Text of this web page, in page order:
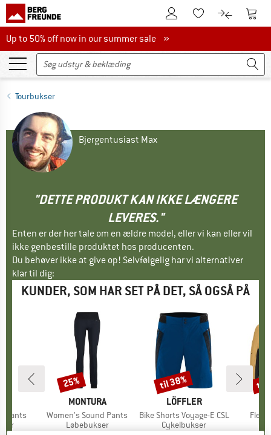
Til kundekontoenTil huskesedlen.
Til Til
Up to 50% off now in our summer sale
Up to 50% off now in our summer sale »
Tourbukser
Bjergentusiast Max
"DETTE PRODUKT KAN IKKE LÆNGERE
LEVERES."
Enten er der her tale om en ældre model, eller vi kan eller vil
ikke genbestille produktet hos producenten.
Du behøver ikke at give op! Selvfølgelig har vi alternativer
klar til dig:
KUNDER, SOM HAR SET PÅ DET, SÅ OGSÅ PÅ
Pants
MÆRKE
MONTURA
Artikel
Women's Sound Pants
Produktgruppe
Løbebukser
Rabat
25%
MÆRKE
LÖFFLER
Artikel
Bike Shorts Voyage-E CSL
Produktgruppe
Cykelbukser
Rabat
til 38% til